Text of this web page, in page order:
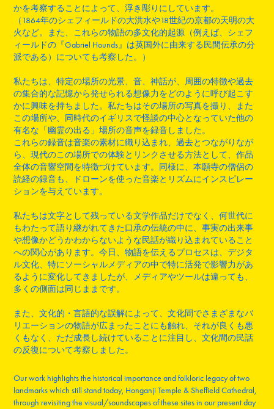
かを考察することによって、浮き彫りにしています。
（1864年のシェフィールドの大洪水や18世紀の京都の天明の大
火など。また、これらの物語の多文化的起源（例えば、シェフ
ィールドの『Gabriel Hounds』は英国外に由来する民間伝承の分
派である）についても考察した。）
私たちは、特定の場所の光景、音、神話が、周囲の特徴や過去
の集合的な記憶から発せられる想像力をどのように呼び起こす
かに興味を持ちました。私たちはその場所の写真を撮り、また
この場所や、同時代のイギリスで怪談の中心となっていた他の
有名な「幽霊の出る」場所の音声を録音しました。
これらの録音は音楽の素材に織り込まれ、過去とつながりなが
ら、現代のこの場所での体験とリンクさせる方法として、作品
全体の音響空間を特徴づけています。同様に、本願寺の僧侶の
読経の録音も、ドローンを使った音楽とリズムにインスピレー
ションを与えています。
私たちは文字として残っている文学作品だけでなく、何世代に
もわたって語り継がれてきた口承の伝統の中に、事実の出来事
や想像かどうかわからないような民話が織り込まれていること
への関心があります。今日、物語を伝えるプロセスは、デジタ
ル文化、特にソーシャルメディアの中で特に活発で影響力があ
るように変化してきましたが、メディアやツールは違っても、
多くの側面は同じままです。
また、文化的・言語的な誤解によって、文化間でさまざまなバ
リエーションの物語が広まったことにも触れ、それが良くも悪
くもなく、ただ成長し続けていることに注目し、文化間の民話
の反復について考察しました。
Our work highlights the historical importance and folkloric legacy of two
landmarks which still stand today, Honganji Temple & Sheffield Cathedral,
through revisiting the visual/soundscapes of these sites in our present day